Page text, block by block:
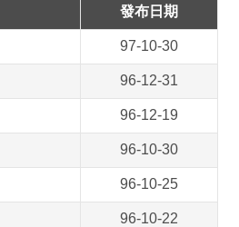
發布日期
97-10-30
96-12-31
96-12-19
96-10-30
96-10-25
96-10-22